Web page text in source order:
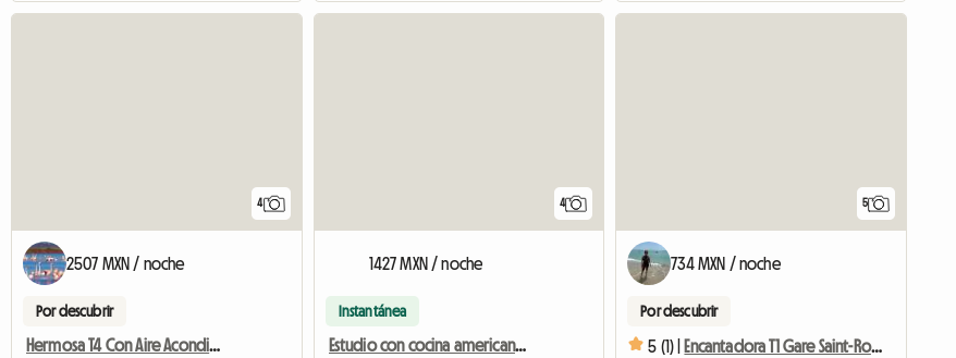
4
2507 MXN / noche
Por descubrir
Hermosa T4 Con Aire Acondicionado Cerca De La Playa Y Montpellier
4
1427 MXN / noche
Instantánea
Estudio con cocina americana. Cerca de la estación de tren, el ayuntamiento y la facultad de economía.
5
734 MXN / noche
Por descubrir
5 (1) | Encantadora T1 Gare Saint-Roch